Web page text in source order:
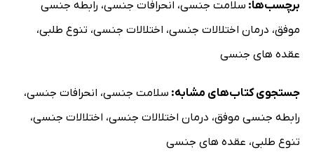
برچسب‌ها: سلامت جنسی، انحرافات جنسی، رابطه جنسی
موفق، درمان اختلالات جنسی، اختلالات جنسی، تنوع طلبی،
عقده های جنسی
جستجوی کتاب‌های مشابه: سلامت جنسی، انحرافات جنسی،
رابطه جنسی موفق، درمان اختلالات جنسی، اختلالات جنسی،
تنوع طلبی، عقده های جنسی